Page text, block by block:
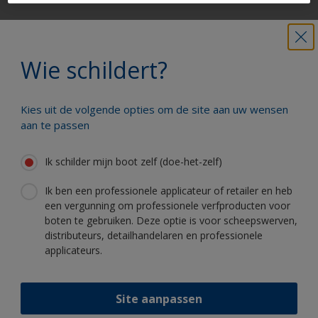
Wie schildert?
Kies uit de volgende opties om de site aan uw wensen
aan te passen
Ik schilder mijn boot zelf (doe-het-zelf)
Ik ben een professionele applicateur of retailer en heb
een vergunning om professionele verfproducten voor
boten te gebruiken. Deze optie is voor scheepswerven,
distributeurs, detailhandelaren en professionele
applicateurs.
Site aanpassen
Profiteer van onze non-stop innovatie
Volg International: